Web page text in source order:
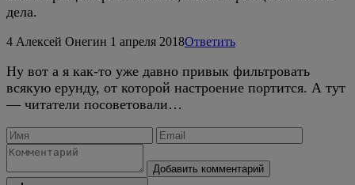
дела.
4 Алексей Онегин 1 апреля 2018Ответить
Ну вот а я как-то уже давно привык фильтровать
всякую ерунду, от которой настроение портится. А тут
— читатели посоветовали…
Добавить комментарий